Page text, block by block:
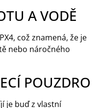
A VODĚ
což znamená, že je
nebo náročného
POUZDRO
je buď z vlastní